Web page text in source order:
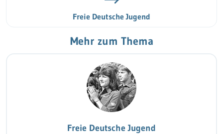
Freie Deutsche Jugend
Mehr zum Thema
Freie Deutsche Jugend